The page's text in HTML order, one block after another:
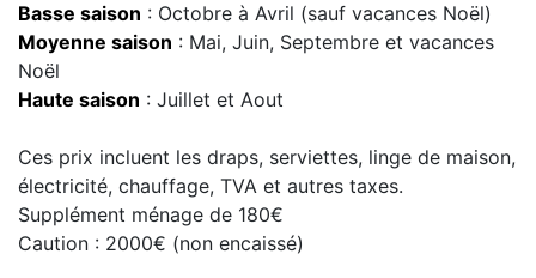
Basse saison : Octobre à Avril (sauf vacances Noël)
Moyenne saison : Mai, Juin, Septembre et vacances
Noël
Haute saison : Juillet et Aout
Ces prix incluent les draps, serviettes, linge de maison,
électricité, chauffage, TVA et autres taxes.
Supplément ménage de 180€
Caution : 2000€ (non encaissé)